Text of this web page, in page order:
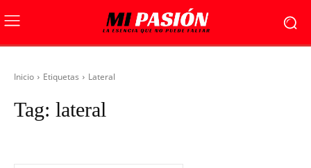
Inicio Etiquetas Lateral
Tag: lateral